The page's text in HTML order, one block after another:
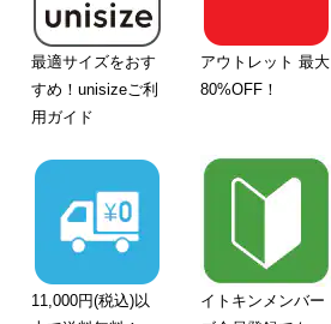
最適サイズをおす
すめ！unisizeご利
用ガイド
アウトレット 最大
80%OFF！
11,000円(税込)以
イトキンメンバー